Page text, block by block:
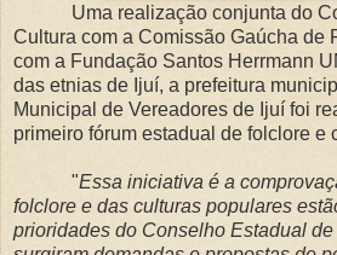
Uma realização conjunta do
Cultura com a Comissão Gaúcha de
com a Fundação Santos Herrmann
das etnias de Ijuí, a prefeitura
Municipal de Vereadores de Ijuí foi
primeiro fórum estadual de folclore e
"Essa iniciativa é a
folclore e das culturas populares
prioridades do Conselho Estadual